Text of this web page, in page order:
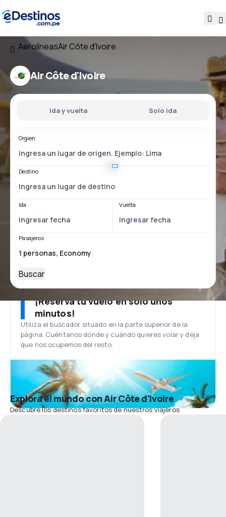
AerolíneasAir Côte d'Ivoire
Air Côte d'Ivoire
Ida y vuelta Solo ida
Orgien
Destino
Ida Vuelta
Pasajeros
Buscar
¡Reserva tu vuelo en solo unos
minutos!
Utiliza el buscador situado en la parte superior de la
página. Cuéntanos dónde y cuándo quieres volar y deja
que nos ocupemos del resto.
Explora el mundo con Air Côte d'Ivoire
Descubre los destinos favoritos de nuestros viajeros